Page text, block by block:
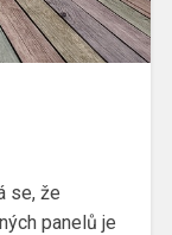
se, že
panelů je